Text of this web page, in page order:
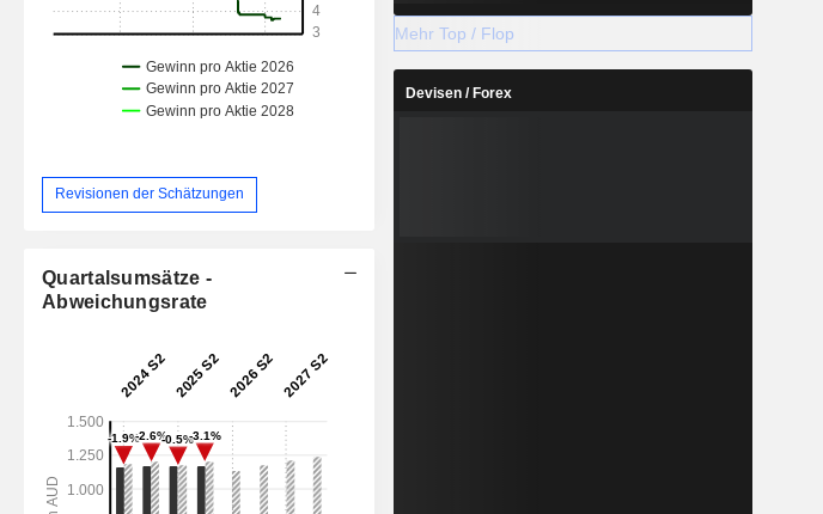
Revisionen der Schätzungen
Quartalsumsätze -
Abweichungsrate
Mehr Top / Flop
Devisen / Forex